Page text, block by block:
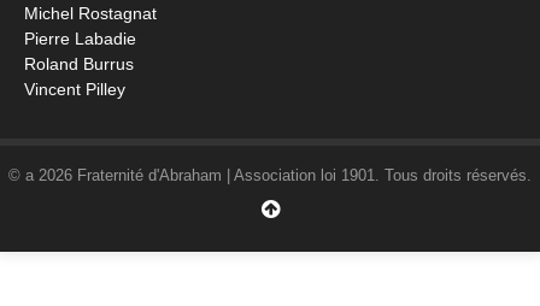
Michel Rostagnat
Pierre Labadie
Roland Burrus
Vincent Pilley
© a 2026 Fraternité d'Abraham | Association loi 1901. Tous droits réservés.